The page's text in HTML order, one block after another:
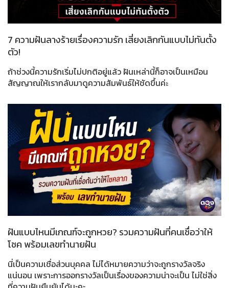
7 ความฝันลางร้ายเรื่องความรัก เสี่ยงเลิกกันแบบไม่ทันตั้ง
ตัว!
ถ้าช่วงนี้ความรักเริ่มไม่ปกติอยู่แล้ว ฝันเหล่านี้ก็อาจเป็นเหมือน
สัญญาณให้เรากลับมาดูความสัมพันธ์ให้ชัดขึ้นค่ะ
ฝันแบบไหนมีเกณฑ์จะถูกหวย? รวมความฝันที่คนเชื่อว่าให้
โชค พร้อมเลขทำนายฝัน
นี่เป็นความเชื่อส่วนบุคคล ไม่ได้หมายความว่าจะถูกรางวัลจริง
แน่นอน เพราะการออกรางวัลเป็นเรื่องของความน่าจะเป็น ไม่ใช่สิ่ง